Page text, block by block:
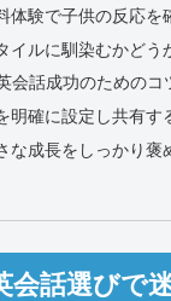
体験で子供の反応を
イルに馴染むかどう
会話成功のためのコ
明確に設定し共有す
な成長をしっかり褒
会話選びで